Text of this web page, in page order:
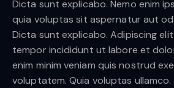
Dicta sunt explicabo. Nemo enim
quia voluptas sit aspernatur aut
Dicta sunt explicabo. Adipiscing
tempor incididunt ut labore et
enim minim veniam quis nostrud
voluptatem. Quia voluptas ullamco.